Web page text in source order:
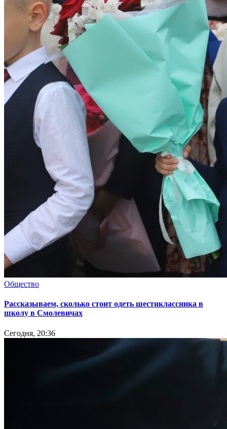
Общество
Рассказываем, сколько стоит одеть шестиклассника в
школу в Смолевичах
Сегодня, 20:36